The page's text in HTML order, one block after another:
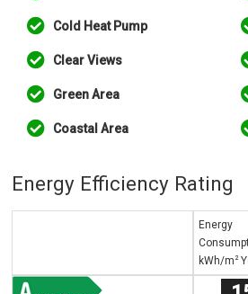
Cold Heat Pump
Clear Views
Green Area
Coastal Area
Energy Efficiency Rating
Energy
kWh/m 2